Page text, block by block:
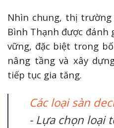
Nhìn chung, thị
Bình Thạnh được đánh
vững, đặc biệt trong
nâng tầng và xây
tiếp tục gia tăng.
Các loại sàn
- Lựa chọn loại